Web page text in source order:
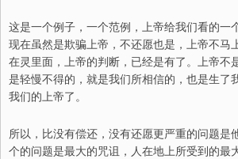
这是一个例子，一个范例，上帝给我们看的一
现在虽然是欺骗上帝，不还愿也是，上帝不马
在灵里面，上帝的判断，已经是有了。上帝不
是轻慢不得的，就是我们所相信的，也是生了
我们的上帝了。
所以，比没有偿还，没有还愿更严重的问题是
个的问题是最大的咒诅，人在地上所受到的最